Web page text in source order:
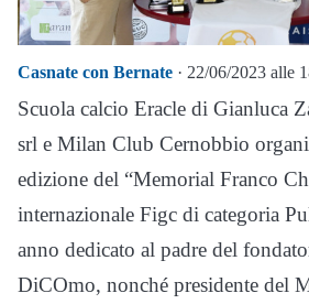
Casnate con Bernate · 22/06/2023 alle
Scuola calcio Eracle di Gianluca
srl e Milan Club Cernobbio
edizione del “Memorial Franco
internazionale Figc di categoria
anno dedicato al padre del
DiCOmo, nonché presidente del